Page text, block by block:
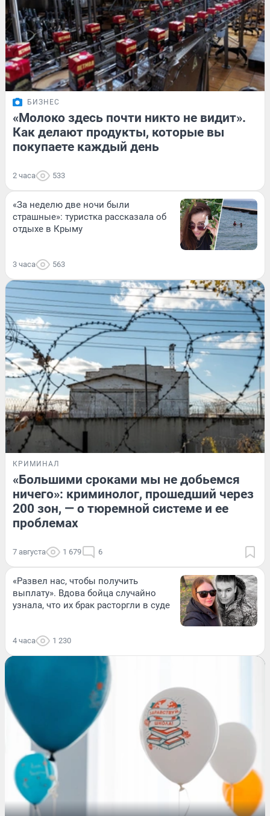
БИЗНЕС
«Молоко здесь почти никто не видит».
Как делают продукты, которые вы
покупаете каждый день
2 часа 533
«За неделю две ночи были
страшные»: туристка рассказала об
отдыхе в Крыму
3 часа 563
КРИМИНАЛ
«Большими сроками мы не добьемся
ничего»: криминолог, прошедший через
200 зон, — о тюремной системе и ее
проблемах
7 августа 1 679 6
«Развел нас, чтобы получить
выплату». Вдова бойца случайно
узнала, что их брак расторгли в суде
4 часа 1 230